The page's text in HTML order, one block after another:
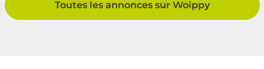
Toutes les annonces sur Woippy